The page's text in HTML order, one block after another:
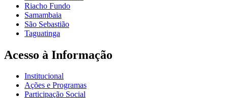
Riacho Fundo
Samambaia
São Sebastião
Taguatinga
Acesso à Informação
Institucional
Ações e Programas
Participação Social